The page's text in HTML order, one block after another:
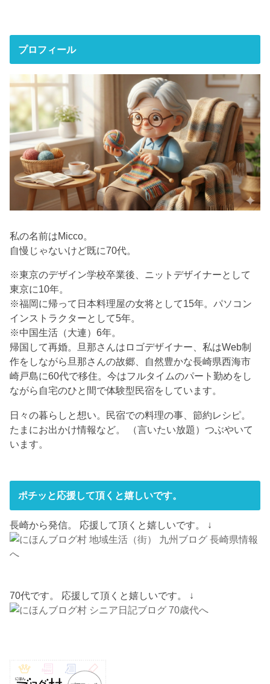
プロフィール
私の名前はMicco。
自慢じゃないけど既に70代。
※東京のデザイン学校卒業後、ニットデザイナーとして
東京に10年。
※福岡に帰って日本料理屋の女将として15年。パソコン
インストラクターとして5年。
※中国生活（大連）6年。
帰国して再婚。旦那さんはロゴデザイナー、私はWeb制
作をしながら旦那さんの故郷、自然豊かな長崎県西海市
崎戸島に60代で移住。今はフルタイムのパート勤めをし
ながら自宅のひと間で体験型民宿をしています。
日々の暮らしと想い。民宿での料理の事、節約レシピ。
たまにお出かけ情報など。 （言いたい放題）つぶやいて
います。
ポチッと応援して頂くと嬉しいです。
長崎から発信。 応援して頂くと嬉しいです。 ↓
70代です。 応援して頂くと嬉しいです。 ↓